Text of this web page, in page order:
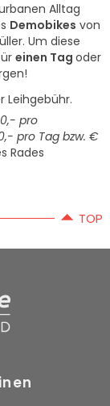
Alltag
Demobikes von
Um diese
einen Tagoder
Leihgebühr.
pro
pro Tag bzw. €
Rades
TOP